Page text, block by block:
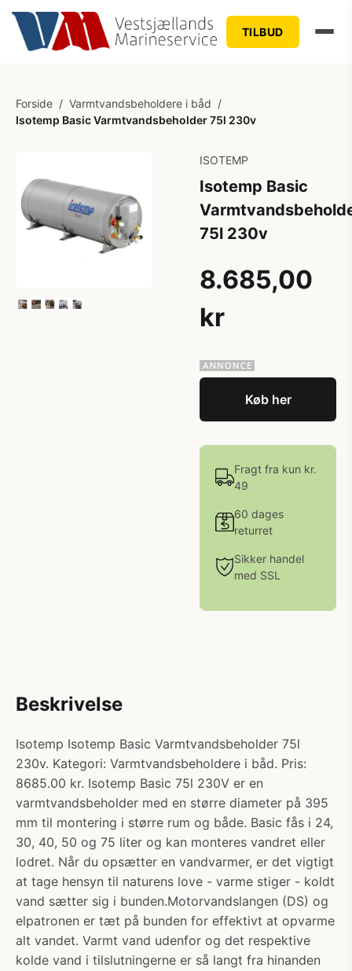
TILBUD
Forside / Varmtvandsbeholdere i båd /
Isotemp Basic Varmtvandsbeholder 75l 230v
ISOTEMP
Isotemp Basic
75l 230v
8.685,00
kr
Køb her
Fragt fra kun kr.
49
60 dages
returret
Sikker handel
med SSL
Beskrivelse
Isotemp Isotemp Basic Varmtvandsbeholder 75l
230v. Kategori: Varmtvandsbeholdere i båd. Pris:
8685.00 kr. Isotemp Basic 75l 230V er en
varmtvandsbeholder med en større diameter på 395
mm til montering i større rum og både. Basic fås i 24,
30, 40, 50 og 75 liter og kan monteres vandret eller
lodret. Når du opsætter en vandvarmer, er det vigtigt
at tage hensyn til naturens love - varme stiger - koldt
vand sætter sig i bunden.Motorvandslangen (DS) og
elpatronen er tæt på bunden for effektivt at opvarme
alt vandet. Varmt vand udenfor og det respektive
kolde vand i tilslutningerne er så langt fra hinanden